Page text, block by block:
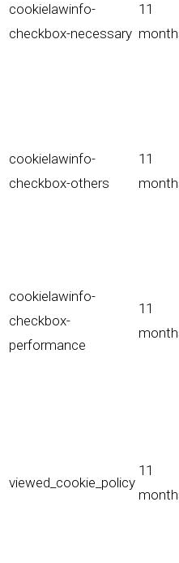
cookielawinfo-
checkbox-necessary
11
cookielawinfo-
checkbox-others
11
cookielawinfo-
checkbox-
performance
11
viewed_cookie_policy
11